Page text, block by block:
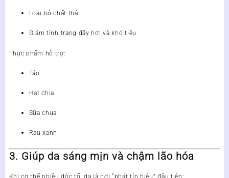
Loại bỏ chất thải
Giảm tình trạng đầy hơi và khó tiêu
Thực phẩm hỗ trợ:
Táo
Hạt chia
Sữa chua
Rau xanh
3. Giúp da sáng mịn và chậm lão hóa
Khi cơ thể nhiều độc tố, da là nơi “phát tín hiệu” đầu tiên: